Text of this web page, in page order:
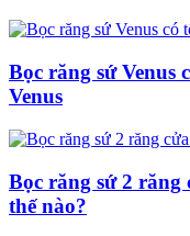
Bọc răng sứ Venus
Venus
Bọc răng sứ 2
thế nào?